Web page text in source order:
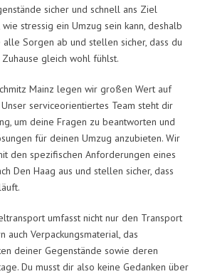
sicher und schnell ans Ziel
stressig ein Umzug sein kann, deshalb
Sorgen ab und stellen sicher, dass du
gleich wohl fühlst.
Mainz legen wir großen Wert auf
serviceorientiertes Team steht dir
um deine Fragen zu beantworten und
für deinen Umzug anzubieten. Wir
den spezifischen Anforderungen eines
Den Haag aus und stellen sicher, dass
umfasst nicht nur den Transport
auch Verpackungsmaterial, das
deiner Gegenstände sowie deren
Du musst dir also keine Gedanken über